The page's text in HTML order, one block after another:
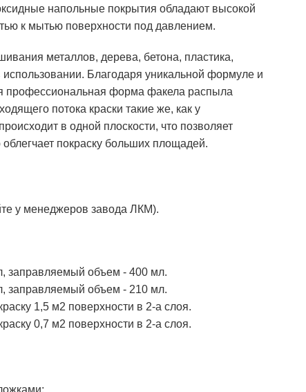
напольные покрытия обладают высокой
к мытью поверхности под давлением.
металлов, дерева, бетона, пластика,
Благодаря уникальной формуле и
профессиональная форма факела распыла
потока краски такие же, как у
в одной плоскости, что позволяет
покраску больших площадей.
у менеджеров завода ЛКМ).
заправляемый объем - 400 мл.
заправляемый объем - 210 мл.
1,5 м2 поверхности в 2-а слоя.
0,7 м2 поверхности в 2-а слоя.